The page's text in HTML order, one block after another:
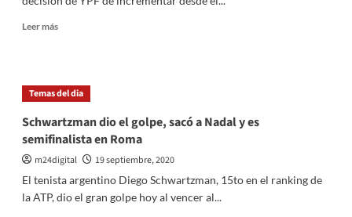
Leer másLeer
y
Shell
sus
precios,
Puma
hará
próximamente
Temas del dia
Schwartzman dio el golpe, sacó a Nadal y es
semifinalista en Roma
m24digital
19 septiembre, 2020
El tenista argentino Diego Schwartzman, 15to en el ranking de
la ATP, dio el gran golpe hoy al vencer al...